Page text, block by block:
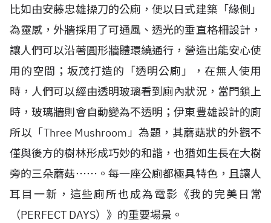
比如由安藤忠雄操刀的公廁，便以日式建築「緣側」
為靈感，外牆採用了可通風、透光的垂直格柵設計，
讓人們可以沿著圓形牆體環繞通行，營造出能安心使
用的空間；坂茂打造的「透明公廁」，在無人使用
時，人們可以經由透明玻璃看到廁內狀況，當門鎖上
時，玻璃牆則會自動變為不透明；伊東豊雄設計的廁
所以「Three Mushroom」為題，其蘑菇狀的外觀不
僅與後方的樹林形成巧妙的和諧，也猶如生長在大樹
旁的三朵蘑菇⋯⋯。每一座公廁都極具特色，且讓人
耳目一新，這些廁所也成為電影《我的完美日常
（PERFECT DAYS）》的重要場景。